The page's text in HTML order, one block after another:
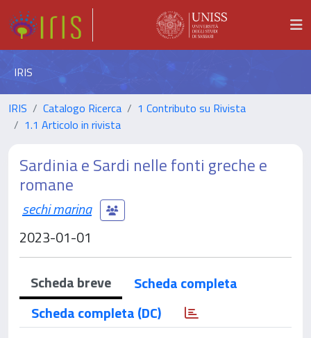
IRIS
IRIS Catalogo Ricerca
1 Contributo su Rivista
1.1 Articolo in rivista
Sardinia e Sardi nelle fonti greche e
romane
sechi marina
2023-01-01
Scheda breve
Scheda completa
Scheda completa (DC)